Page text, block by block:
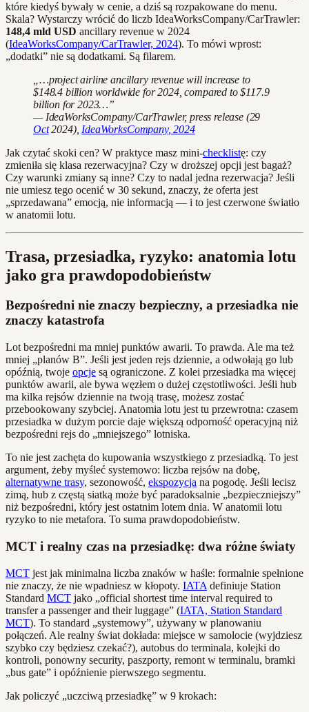
które kiedyś bywały w cenie, a dziś są rozpakowane do menu.
Skala? Wystarczy wrócić do liczb IdeaWorksCompany/CarTrawler:
148,4 mld USD ancillary revenue w 2024
(IdeaWorksCompany/CarTrawler, 2024). To mówi wprost:
„dodatki” nie są dodatkami. Są filarem.
„…project airline ancillary revenue will increase to
$148.4 billion worldwide for 2024, compared to $117.9
billion for 2023…”
— IdeaWorksCompany/CarTrawler, press release (29
Oct2024), IdeaWorksCompany, 2024
Jak czytać skoki cen? W praktyce masz mini‑checklistę: czy
zmieniła się klasa rezerwacyjna? Czy w droższej opcji jest bagaż?
Czy warunki zmiany są inne? Czy to nadal jedna rezerwacja? Jeśli
nie umiesz tego ocenić w 30 sekund, znaczy, że oferta jest
„sprzedawana” emocją, nie informacją — i to jest czerwone światło
w anatomii lotu.
Trasa, przesiadka, ryzyko: anatomia lotu
jako gra prawdopodobieństw
Bezpośredni nie znaczy bezpieczny, a przesiadka nie
znaczy katastrofa
Lot bezpośredni ma mniej punktów awarii. To prawda. Ale ma też
mniej „planów B”. Jeśli jest jeden rejs dziennie, a odwołają go lub
opóźnią, twoje opcje są ograniczone. Z kolei przesiadka ma więcej
punktów awarii, ale bywa węzłem o dużej częstotliwości. Jeśli hub
ma kilka rejsów dziennie na twoją trasę, możesz zostać
przebookowany szybciej. Anatomia lotu jest tu przewrotna: czasem
przesiadka w dużym porcie daje większą odporność operacyjną niż
bezpośredni rejs do „mniejszego” lotniska.
To nie jest zachęta do kupowania wszystkiego z przesiadką. To jest
argument, żeby myśleć systemowo: liczba rejsów na dobę,
alternatywne trasy, sezonowość, ekspozycja na pogodę. Jeśli lecisz
zimą, hub z częstą siatką może być paradoksalnie „bezpieczniejszy”
niż bezpośredni, który jest ostatnim lotem dnia. W anatomii lotu
ryzyko to nie metafora. To suma prawdopodobieństw.
MCT i realny czas na przesiadkę: dwa różne światy
MCT jest jak minimalna liczba znaków w haśle: formalnie spełnione
nie znaczy, że nie wpadniesz w kłopoty. IATA definiuje Station
Standard MCT jako „official shortest time interval required to
transfer a passenger and their luggage” (IATA, Station Standard
MCT). To standard „systemowy”, używany w planowaniu
połączeń. Ale realny świat dokłada: miejsce w samolocie (wyjdziesz
szybko czy będziesz czekać?), autobus do terminala, kolejki do
kontroli, ponowny security, paszporty, remont w terminalu, bramki
„bus gate” i opóźnienie pierwszego segmentu.
Jak policzyć „uczciwą przesiadkę” w 9 krokach: